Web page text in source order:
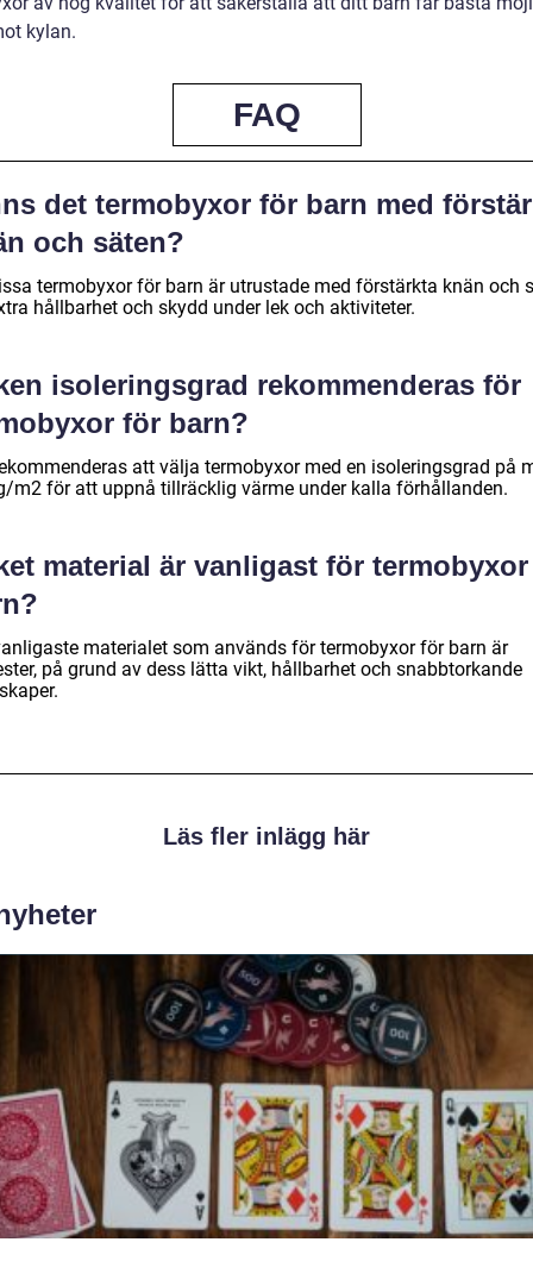
kylan.
FAQ
det termobyxor för barn med
och säten?
termobyxor för barn är utrustade med förstärkta knän och
hållbarhet och skydd under lek och aktiviteter.
isoleringsgrad rekommenderas för
för barn?
att välja termobyxor med en isoleringsgrad på
m2 för att uppnå tillräcklig värme under kalla förhållanden.
material är vanligast för
materialet som används för termobyxor för barn är
på grund av dess lätta vikt, hållbarhet och snabbtorkande
Läs fler inlägg här